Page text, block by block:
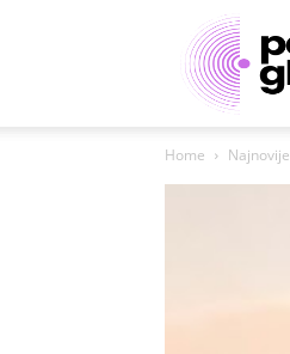
Poslovni
portal
Home Najnovije